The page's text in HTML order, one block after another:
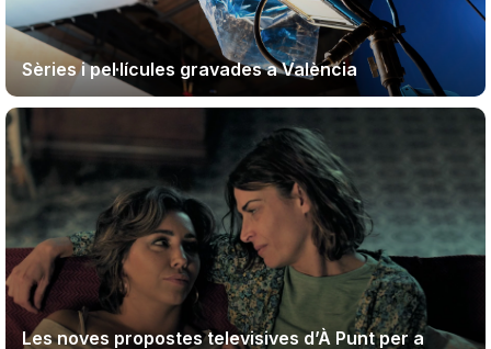
Internet
Opinió
Llibres
La Llista
Llocs
Sèries i pel·lícules gravades a València
Les noves propostes televisives d’À Punt per a